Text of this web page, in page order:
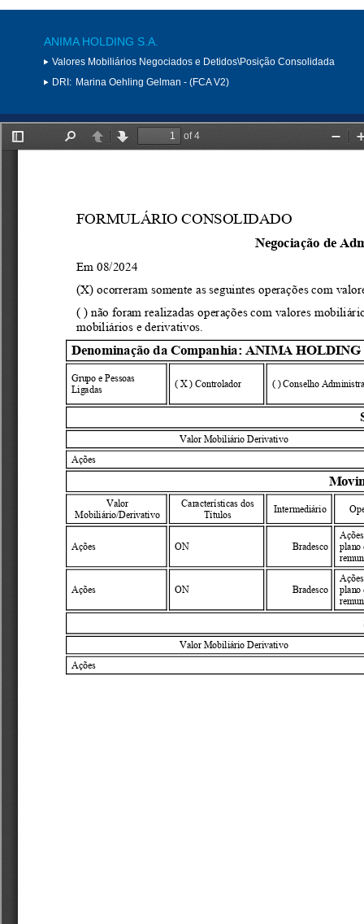
ANIMA HOLDING S.A.
Valores Mobiliários Negociados e Detidos\Posição Consolidada
DRI: Marina Oehling Gelman - (FCA V2)